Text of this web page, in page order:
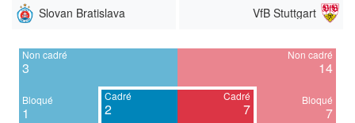
Slovan Bratislava VfB Stuttgart
Non cadré
3
Bloqué
1
Cadré
2
Cadré
7
Non cadré
14
Bloqué
7